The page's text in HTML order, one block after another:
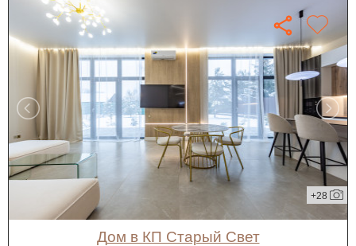
+28
дом в КП Старый Свет